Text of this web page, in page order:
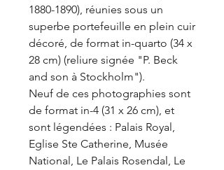
1880-1890), réunies sous un
superbe portefeuille en plein cuir
décoré, de format in-quarto (34 x
28 cm) (reliure signée "P. Beck
and son à Stockholm").
Neuf de ces photographies sont
de format in-4 (31 x 26 cm), et
sont légendées : Palais Royal,
Eglise Ste Catherine, Musée
National, Le Palais Rosendal, Le